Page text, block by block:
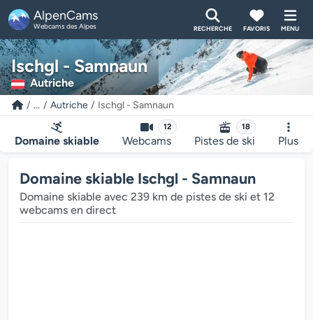
AlpenCams
Webcams des Alpes RECHERCHE FAVORIS MENU
Ischgl - Samnaun
Autriche
... Autriche Ischgl - Samnaun
Domaine skiable
12
Webcams
18
Pistes de ski Plus
Domaine skiable Ischgl - Samnaun
Domaine skiable avec 239 km de pistes de ski et 12
webcams en direct